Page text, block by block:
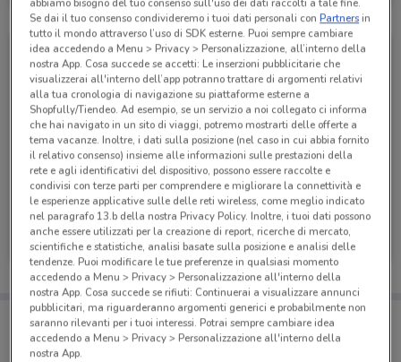
-3 GIORNI
Conad City
Scade martedì 1.3 km
-3 GIORNI
Conad City
Scade martedì 1.3 km
Porta DoveConviene sempre con te!
Puoi trovare le migliori offerte dei negozi vicino a te,
salvarle e creare la tua lista del risparmio, comodamente
abbiamo bisogno del tuo consenso sull'uso dei dati raccolti a tale fine.
Se dai il tuo consenso condivideremo i tuoi dati personali conPartnersin
tutto il mondo attraverso l’uso di SDK esterne. Puoi sempre cambiare
idea accedendo a Menu > Privacy > Personalizzazione, all’interno della
nostra App. Cosa succede se accetti: Le inserzioni pubblicitarie che
visualizzerai all'interno dell’app potranno trattare di argomenti relativi
alla tua cronologia di navigazione su piattaforme esterne a
Shopfully/Tiendeo. Ad esempio, se un servizio a noi collegato ci informa
che hai navigato in un sito di viaggi, potremo mostrarti delle offerte a
tema vacanze. Inoltre, i dati sulla posizione (nel caso in cui abbia fornito
il relativo consenso) insieme alle informazioni sulle prestazioni della
rete e agli identificativi del dispositivo, possono essere raccolte e
condivisi con terze parti per comprendere e migliorare la connettività e
le esperienze applicative sulle delle reti wireless, come meglio indicato
nel paragrafo 13.b della nostra Privacy Policy. Inoltre, i tuoi dati possono
anche essere utilizzati per la creazione di report, ricerche di mercato,
scientifiche e statistiche, analisi basate sulla posizione e analisi delle
tendenze. Puoi modificare le tue preferenze in qualsiasi momento
accedendo a Menu > Privacy > Personalizzazione all'interno della
nostra App. Cosa succede se rifiuti: Continuerai a visualizzare annunci
pubblicitari, ma riguarderanno argomenti generici e probabilmente non
saranno rilevanti per i tuoi interessi. Potrai sempre cambiare idea
accedendo a Menu > Privacy > Personalizzazione all'interno della
nostra App.